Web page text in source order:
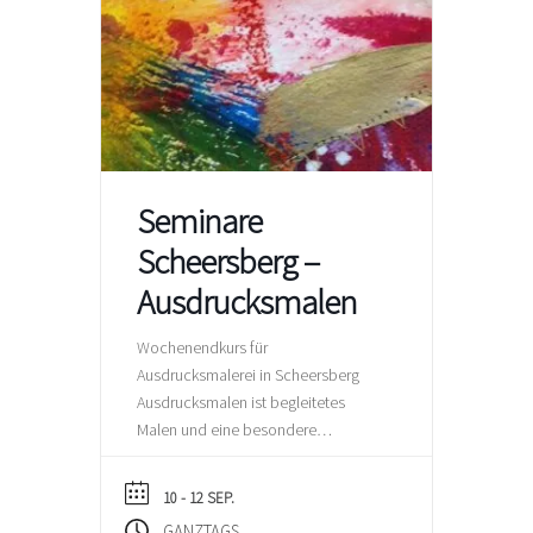
Seminare
Scheersberg –
Ausdrucksmalen
Wochenendkurs für
Ausdrucksmalerei in Scheersberg
Ausdrucksmalen ist begleitetes
Malen und eine besondere
von Gefühlen, Erfahrungen und
Bedürfnissen zu erzählen, sie zu
10 - 12 SEP.